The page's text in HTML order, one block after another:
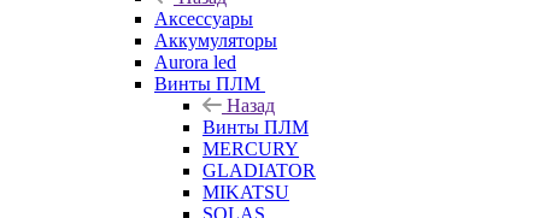
Аксессуары
Аккумуляторы
Aurora led
Винты ПЛМ
Назад
Винты ПЛМ
MERCURY
GLADIATOR
MIKATSU
SOLAS